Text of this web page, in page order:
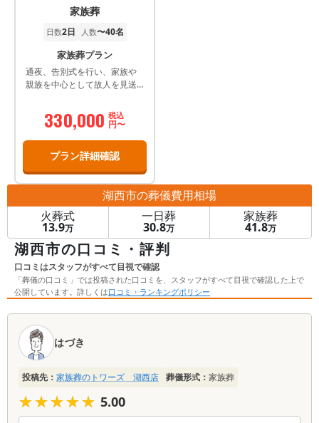
家族葬
日数2日 人数〜40名
家族葬プラン
通夜、告別式を行い、家族や
親族を中心として故人を見送
330,000 税込
円〜
プラン詳細確認
湖西市の葬儀費用相場
火葬式
13.9万
一日葬
30.8万
家族葬
41.8万
湖西市の口コミ・評判
口コミはスタッフがすべて目視で確認
「葬儀の口コミ」では投稿された口コミを、スタッフがすべて目視で確認した上で
公開しています。詳しくは口コミ・ランキングポリシー
口
はづき
投稿先： 家族葬のトワーズ 湖西店 葬儀形式： 家族葬
★★★★★
★★★★★ 5.00